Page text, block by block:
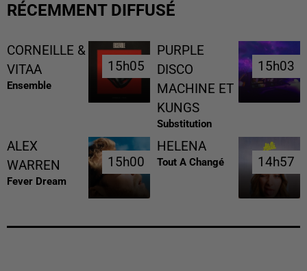
RÉCEMMENT DIFFUSÉ
CORNEILLE &
VITAA
Ensemble
15h05
15h05
PURPLE
DISCO
MACHINE ET
KUNGS
Substitution
15h03
15h03
ALEX
WARREN
Fever Dream
15h00
15h00
HELENA
Tout A Changé 14h57
14h57